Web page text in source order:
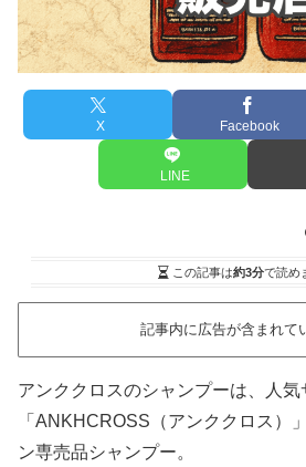
X Facebook
LINE
この記事は約3分で読め
記事内に広告が含まれて
アンククロスのシャンプーは、人気
「ANKHCROSS（アンククロス）
ン専売品シャンプー。